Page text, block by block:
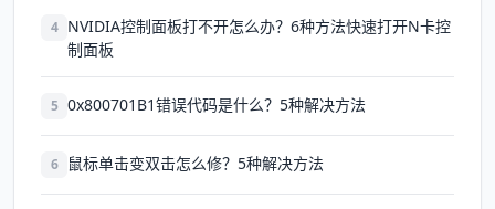
4 NVIDIA控制面板打不开怎么办？6种方法快速打开N卡控
制面板
5 0x800701B1错误代码是什么？5种解决方法
6 鼠标单击变双击怎么修？5种解决方法